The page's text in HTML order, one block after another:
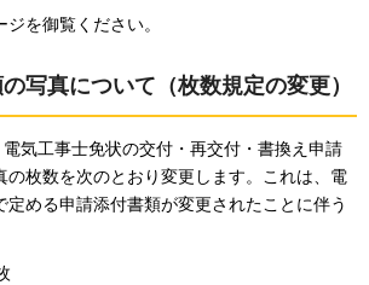
を御覧ください。
写真について（枚数規定の変更）
気工事士免状の交付・再交付・書換え申請
の枚数を次のとおり変更します。これは、電
定める申請添付書類が変更されたことに伴う